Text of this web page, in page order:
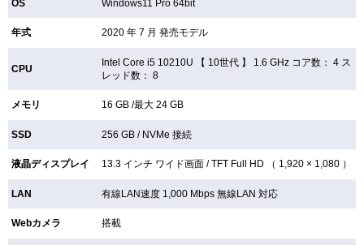
OS Windows11 Pro 64bit
年式 2020 年 7 月 発売モデル
CPU
Intel Core i5 10210U 【 10世代 】 1.6 GHz コア数： 4 ス
レッド数： 8
メモリ 16 GB /最大 24 GB
SSD 256 GB / NVMe 接続
液晶ディスプレイ 13.3 インチ ワイド画面 /TFT Full HD （ 1,920 × 1,080 ）
LAN 有線LAN速度 1,000 Mbps 無線LAN対応
Webカメラ 搭載